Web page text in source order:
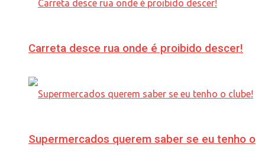
Carreta desce rua onde é proibido descer!
Supermercados querem saber se eu tenho o